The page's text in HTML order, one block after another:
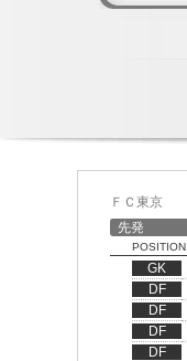
ＦＣ東京
先発
POSITION
GK
DF
DF
DF
DF